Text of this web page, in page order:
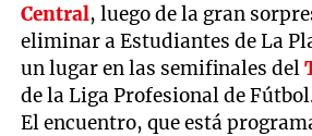
Central, luego de la gran
eliminar a Estudiantes de La
un lugar en las semifinales del
de la Liga Profesional de
El encuentro, que está